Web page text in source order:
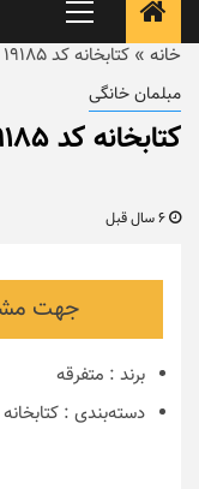
منوی
اصلی
خانه » کتابخانه کد ۱۹۱۸۵
مبلمان خانگی
کتابخانه کد ۱۹۱۸۵
جهت
برند : متفرقه
دسته‌بندی : کتابخانه